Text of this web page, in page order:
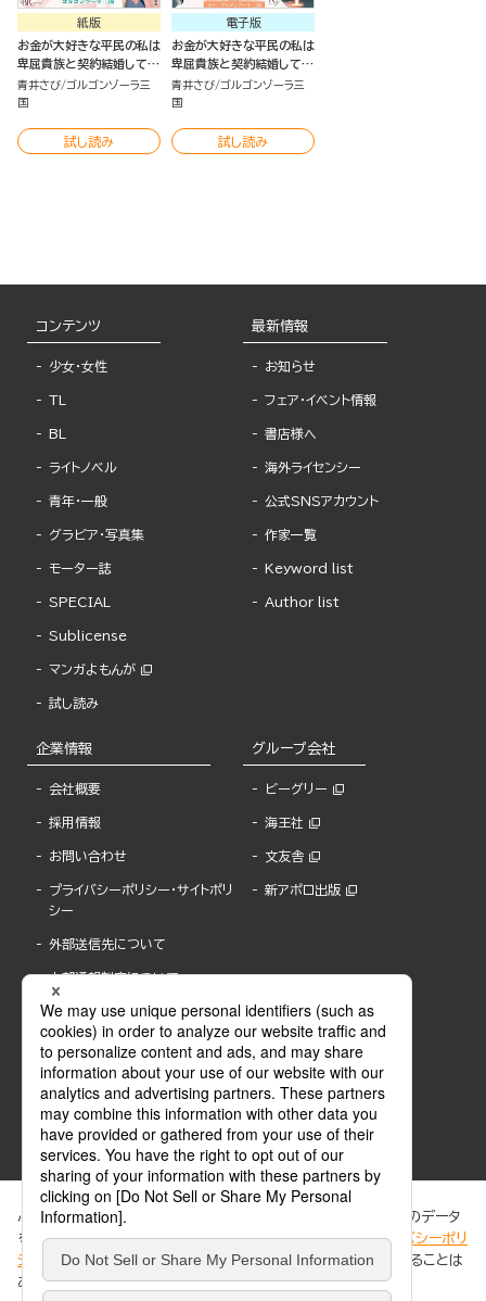
紙版
お金が大好きな平民の私は
卑屈貴族と契約結婚して愛
し愛されます（1）
青井さび ゴルゴンゾーラ三
国
試し読み
電子版
お金が大好きな平民の私は
卑屈貴族と契約結婚して愛
し愛されます コミック版
（分冊版）
青井さび ゴルゴンゾーラ三
国
試し読み
コンテンツ
少女・女性
TL
BL
ライトノベル
青年・一般
グラビア・写真集
モーター誌
SPECIAL
Sublicense
マンガよもんが
試し読み
最新情報
お知らせ
フェア・イベント情報
書店様へ
海外ライセンシー
公式SNSアカウント
作家一覧
Keyword list
Author list
企業情報
会社概要
採用情報
お問い合わせ
プライバシーポリシー・サイトポリ
シー
外部送信先について
内部通報制度について
グループ会社
ビーグリー
海王社
文友舎
新アポロ出版
ABJマークは、この電子書店・電子書籍配信サービスが、著作権者からコンテンツ使用許諾を
得た正規版配信サービスであることを示す登録商標(登録番号 第6091713号)です。
ぶんか社が運営するサイトでは、利便性向上のためにCookie等のデータ
を使用しています。 当社のCookieについての詳細は、「プライバシーポリ
シー
」をご覧ください。当サイトでは、訪問者の個人情報を追跡することは
ありません。